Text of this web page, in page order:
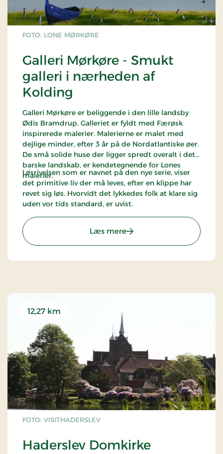
FOTO: LONE MØRKØRE
Galleri Mørkøre - Smukt
galleri i nærheden af
Kolding
Galleri Mørkøre er beliggende i den lille landsby
Ødis Bramdrup. Galleriet er fyldt med Færøsk
inspirerede malerier. Malerierne er malet med
dejlige minder, efter 3 år på de Nordatlantiske øer.
De små solide huse der ligger spredt overalt i det
barske landskab, er kendetegnende for Lones
malerier.
Løsrivelsen som er navnet på den nye serie, viser
det primitive liv der må leves, efter en klippe har
revet sig løs. Hvorvidt det lykkedes folk at klare sig
uden vor tids standard, er uvist.
Læs mere: Galleri Mørkøre -
FOTO: VISITHADERSLEV
Haderslev Domkirke
12,27 km